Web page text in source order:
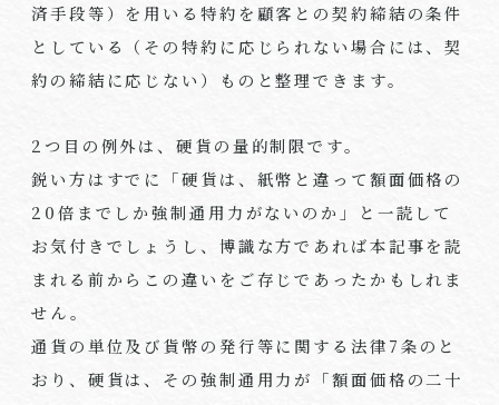
済手段等）を用いる特約を顧客との契約締結の条件
としている（その特約に応じられない場合には、契
約の締結に応じない）ものと整理できます。
2 つ目の例外は、硬貨の量的制限です。
鋭い方はすでに「硬貨は、紙幣と違って額面価格の
20倍までしか強制通用力がないのか」と一読して
お気付きでしょうし、博識な方であれば本記事を読
まれる前からこの違いをご存じであったかもしれま
せん。
通貨の単位及び貨幣の発行等に関する法律7条のと
おり、硬貨は、その強制通用力が「額面価格の二十